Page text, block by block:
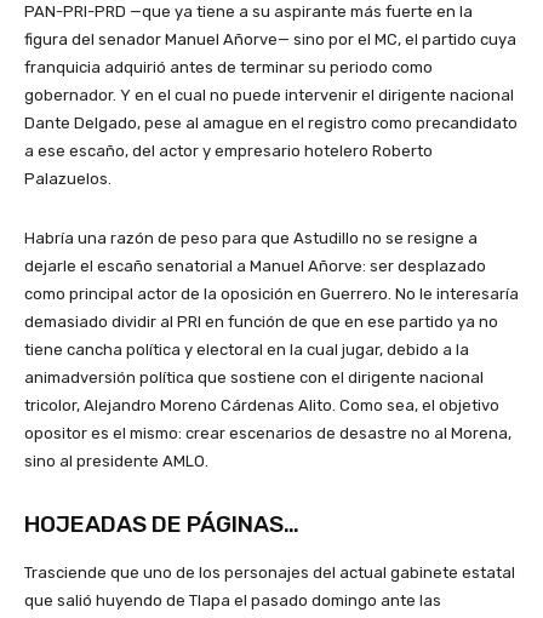
PAN-PRI-PRD —que ya tiene a su aspirante más fuerte en la
figura del senador Manuel Añorve— sino por el MC, el partido cuya
franquicia adquirió antes de terminar su periodo como
gobernador. Y en el cual no puede intervenir el dirigente nacional
Dante Delgado, pese al amague en el registro como precandidato
a ese escaño, del actor y empresario hotelero Roberto
Palazuelos.
Habría una razón de peso para que Astudillo no se resigne a
dejarle el escaño senatorial a Manuel Añorve: ser desplazado
como principal actor de la oposición en Guerrero. No le interesaría
demasiado dividir al PRI en función de que en ese partido ya no
tiene cancha política y electoral en la cual jugar, debido a la
animadversión política que sostiene con el dirigente nacional
tricolor, Alejandro Moreno Cárdenas Alito. Como sea, el objetivo
opositor es el mismo: crear escenarios de desastre no al Morena,
sino al presidente AMLO.
HOJEADAS DE PÁGINAS…
Trasciende que uno de los personajes del actual gabinete estatal
que salió huyendo de Tlapa el pasado domingo ante las